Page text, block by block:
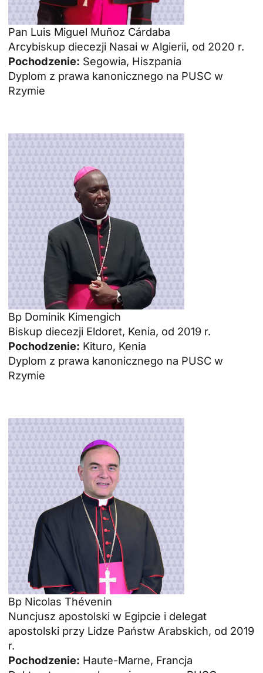
Pan Luis Miguel Muñoz Cárdaba
Arcybiskup diecezji Nasai w Algierii, od 2020 r.
Pochodzenie: Segowia, Hiszpania
Dyplom z prawa kanonicznego na PUSC w
Rzymie
Bp Dominik Kimengich
Biskup diecezji Eldoret, Kenia, od 2019 r.
Pochodzenie: Kituro, Kenia
Dyplom z prawa kanonicznego na PUSC w
Rzymie
Bp Nicolas Thévenin
Nuncjusz apostolski w Egipcie i delegat
apostolski przy Lidze Państw Arabskich, od 2019
r.
Pochodzenie: Haute-Marne, Francja